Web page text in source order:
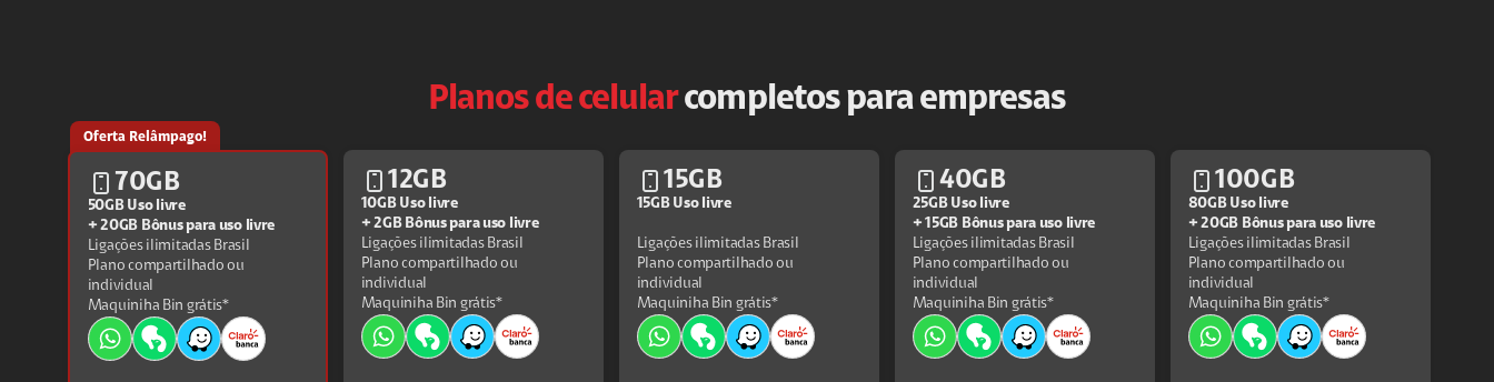
Planos de celularcompletos para empresas
Oferta Relâmpago!
70GB
50GB Uso livre
+ 20GB Bônus para uso livre
Ligações ilimitadas Brasil
Plano compartilhado ou
individual
Maquiniha Bin grátis*
12GB
10GB Uso livre
+ 2GB Bônus para uso livre
Ligações ilimitadas Brasil
Plano compartilhado ou
individual
Maquiniha Bin grátis*
15GB
15GB Uso livre
Ligações ilimitadas Brasil
Plano compartilhado ou
individual
Maquiniha Bin grátis*
40GB
25GB Uso livre
+ 15GB Bônus para uso livre
Ligações ilimitadas Brasil
Plano compartilhado ou
individual
Maquiniha Bin grátis*
100GB
80GB Uso livre
+ 20GB Bônus para uso livre
Ligações ilimitadas Brasil
Plano compartilhado ou
individual
Maquiniha Bin grátis*